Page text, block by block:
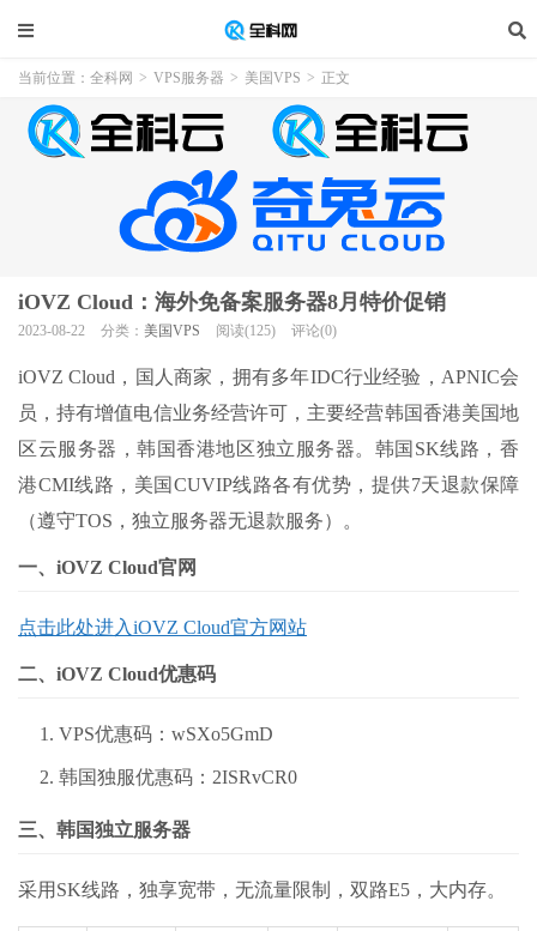
当前位置： 全科网 > VPS服务器 > 美国VPS > 正文
iOVZ Cloud：海外免备案服务器8月特价促销
2023-08-22 分类： 美国VPS 阅读(125) 评论(0)
iOVZ Cloud，国人商家，拥有多年IDC行业经验，APNIC会
员，持有增值电信业务经营许可，主要经营韩国香港美国地
区云服务器，韩国香港地区独立服务器。韩国SK线路，香
港CMI线路，美国CUVIP线路各有优势，提供7天退款保障
（遵守TOS，独立服务器无退款服务）。
一、iOVZ Cloud官网
点击此处进入iOVZ Cloud官方网站
二、iOVZ Cloud优惠码
VPS优惠码：wSXo5GmD
韩国独服优惠码：2ISRvCR0
三、韩国独立服务器
采用SK线路，独享宽带，无流量限制，双路E5，大内存。